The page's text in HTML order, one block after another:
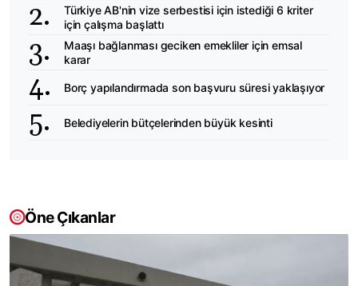
Türkiye AB'nin vize serbestisi için istediği 6 kriter
için çalışma başlattı
Maaşı bağlanması geciken emekliler için emsal
karar
Borç yapılandırmada son başvuru süresi yaklaşıyor
Belediyelerin bütçelerinden büyük kesinti
Öne Çıkanlar